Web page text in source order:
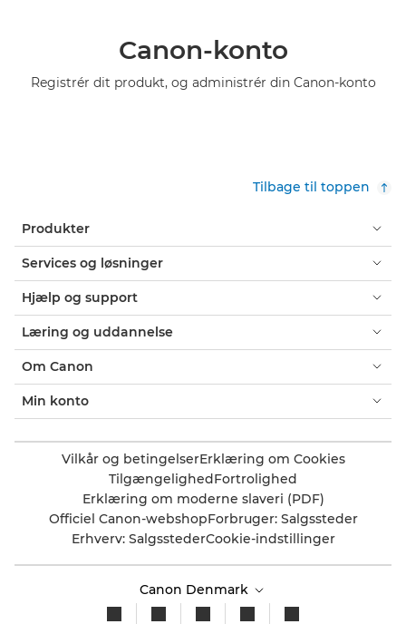
Canon-konto
Registrér dit produkt, og administrér din Canon-konto
Tilbage til toppen
Produkter
Services og løsninger
Hjælp og support
Læring og uddannelse
Om Canon
Min konto
Vilkår og betingelserErklæring om Cookies
TilgængelighedFortrolighed
Erklæring om moderne slaveri (PDF)
Officiel Canon-webshopForbruger: Salgssteder
Erhverv: SalgsstederCookie-indstillinger
Canon Denmark